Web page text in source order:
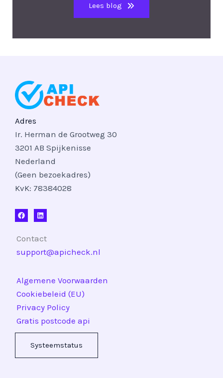
Lees blog
Adres
Ir. Herman de Grootweg 30
3201 AB Spijkenisse
Nederland
(Geen bezoekadres)
KvK: 78384028
Contact
support@apicheck.nl
Algemene Voorwaarden
Cookiebeleid (EU)
Privacy Policy
Gratis postcode api
Systeemstatus